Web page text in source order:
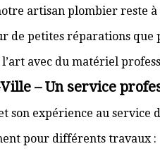
artisan plombier reste
de petites réparations
avec du matériel
– Un service
son expérience au service
pour différents travaux :